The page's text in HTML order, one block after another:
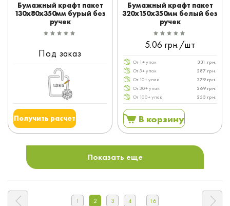
Бумажный крафт пакет
130x80x350мм бурый без
ручек
Под заказ
Получить расчет
Бумажный крафт пакет
320x150x350мм белый без
ручек
5.06 грн./шт
От 1+ упак
331 грн.
От 5+ упак
287 грн.
От 10+ упак
279 грн.
От 30+ упак
269 грн.
От 100+ упак
253 грн.
В корзину
Показать еще
1 2 3 4 16